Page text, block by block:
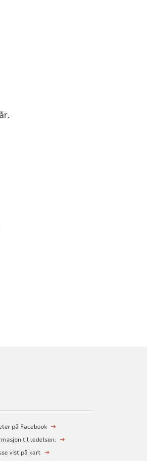
på Facebook
til ledelsen.
vist på kart